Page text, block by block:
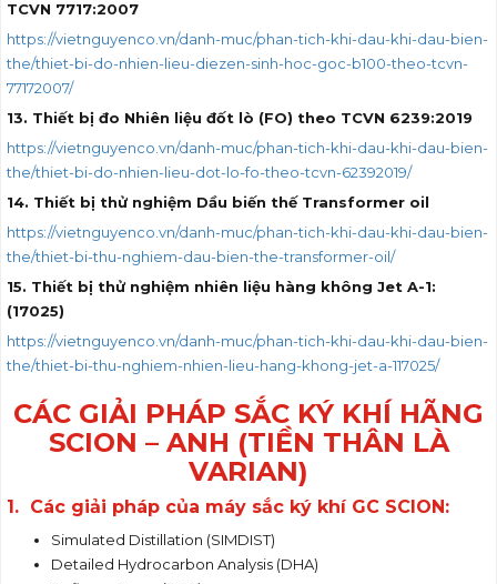
TCVN 7717:2007
https://vietnguyenco.vn/danh-muc/phan-tich-khi-dau-khi-dau-bien-
the/thiet-bi-do-nhien-lieu-diezen-sinh-hoc-goc-b100-theo-tcvn-
77172007/
13. Thiết bị đo Nhiên liệu đốt lò (FO) theo TCVN 6239:2019
https://vietnguyenco.vn/danh-muc/phan-tich-khi-dau-khi-dau-bien-
the/thiet-bi-do-nhien-lieu-dot-lo-fo-theo-tcvn-62392019/
14. Thiết bị thử nghiệm Dầu biến thế Transformer oil
https://vietnguyenco.vn/danh-muc/phan-tich-khi-dau-khi-dau-bien-
the/thiet-bi-thu-nghiem-dau-bien-the-transformer-oil/
15. Thiết bị thử nghiệm nhiên liệu hàng không Jet A-1:
(17025)
https://vietnguyenco.vn/danh-muc/phan-tich-khi-dau-khi-dau-bien-
the/thiet-bi-thu-nghiem-nhien-lieu-hang-khong-jet-a-117025/
CÁC GIẢI PHÁP SẮC KÝ KHÍ HÃNG
SCION – ANH (TIỀN THÂN LÀ
VARIAN)
1. Các giải pháp của máy sắc ký khí GC SCION:
Simulated Distillation (SIMDIST)
Detailed Hydrocarbon Analysis (DHA)